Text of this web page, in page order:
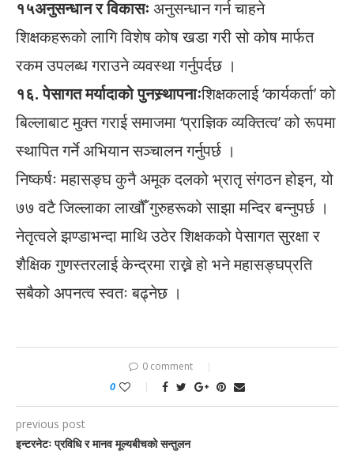
१५अनुसन्धान र विकासःअनुसन्धान गर्न चाहने
शिक्षकहरूको लागि विशेष कोष खडा गरी सो कोष मार्फत
रकम उपलब्ध गराउने व्यवस्था गर्नुपर्दछ ।
१६. पेसागत मर्यादाको पुनस्र्थापनाःशिक्षकलाई ‘कार्यकर्ता’ को
बिल्लाबाट मुक्त गराई समाजमा ‘प्राज्ञिक व्यक्तित्व’ को रूपमा
स्थापित गर्ने अभियान सञ्चालन गर्नुपर्छ ।
निष्कर्षः महासङ्घ कुनै अमूक दलको भ्रातृ संगठन होइन, यो
७७ वटै जिल्लाका लाखौँ गुरुहरूको साझा मन्दिर बन्नुपर्छ ।
नेतृत्वले झण्डाभन्दा माथि उठेर शिक्षकको पेसागत सुरक्षा र
शैक्षिक गुणस्तरलाई केन्द्रमा राख्ने हो भने महासङ्घप्रति
सबैको अपनत्व स्वतः बढ्नेछ ।
0 comment
0
previous post
इन्टरनेटः प्रविधि र मानव मूल्यबीचको सन्तुलन